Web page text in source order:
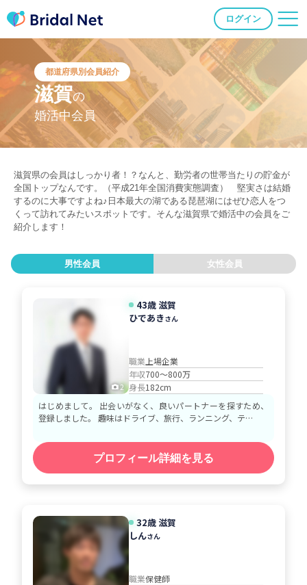
ログイン
都道府県別会員紹介
滋賀の
婚活中会員
滋賀県の会員はしっかり者！？なんと、勤労者の世帯当たりの貯金が
全国トップなんです。（平成21年全国消費実態調査） 堅実さは結婚
するのに大事ですよね♪日本最大の湖である琵琶湖にはぜひ恋人をつ
くって訪れてみたいスポットです。そんな滋賀県で婚活中の会員をご
紹介します！
男性会員 女性会員
2
43歳 滋賀
ひであきさん
職業 上場企業
年収700～800万
身長182cm
はじめまして。 出会いがなく、良いパートナーを探すため、
登録しました。 趣味はドライブ、旅行、ランニング、テ…
プロフィール詳細を見る
32歳 滋賀
しんさん
職業保健師